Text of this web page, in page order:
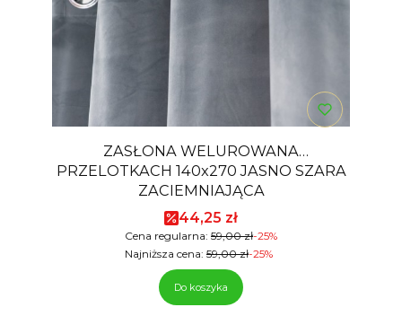
ZASŁONA WELUROWANA
PRZELOTKACH 140x270 JASNO SZARA
ZACIEMNIAJĄCA
Cena promocyjna
44,25 zł
Cena regularna: 59,00 zł-25%
Najniższa cena: 59,00 zł-25%
Do koszyka